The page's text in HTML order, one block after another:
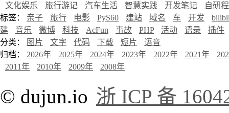
文化娱乐
旅行游记 汽车生活 智慧实践 开发笔记
自研
标签： 亲子 旅行 电影 PyS60 建站 域名 车 开发
建
音乐 微博 科技 AcFun 事故 PHP 活动 语录
插件
分类：
图片 文字 代码 下载 短片
语音
归档： 2026年 2025年 2024年 2023年 2022年 2021年
2011年
2010年 2009年 2008年
© dujun.io 浙 ICP 备